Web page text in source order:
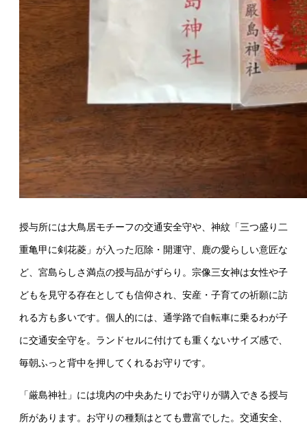
授与所には大鳥居モチーフの交通安全守や、神紋「三つ盛り二
重亀甲に剣花菱」が入った厄除・開運守、鹿の愛らしい意匠な
ど、宮島らしさ満点の授与品がずらり。宗像三女神は女性や子
どもを見守る存在としても信仰され、安産・子育ての祈願に訪
れる方も多いです。個人的には、通学路で自転車に乗るわが子
に交通安全守を。ランドセルに付けても重くないサイズ感で、
毎朝ふっと背中を押してくれるお守りです。
「厳島神社」には境内の中央あたりでお守りが購入できる授与
所があります。お守りの種類はとても豊富でした。交通安全、